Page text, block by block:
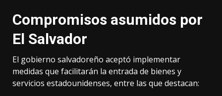
Compromisos asumidos por
El Salvador
El gobierno salvadoreño aceptó implementar
medidas que facilitarán la entrada de bienes y
servicios estadounidenses, entre las que destacan: